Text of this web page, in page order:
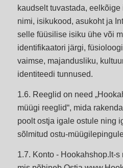
kaudselt tuvastada,
nimi, isikukood, asukoht ja
selle füüsilise isiku ühe või
identifikaatori järgi,
vaimse, majandusliku,
identiteedi tunnused.
1.6. Reeglid on need
müügi reeglid“, mida
poolt ostja igale ostule ning
sõlmitud ostu-
1.7. Konto - Hookahshop.lt-